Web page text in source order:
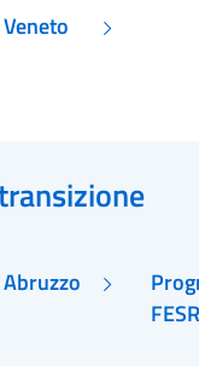
FESR